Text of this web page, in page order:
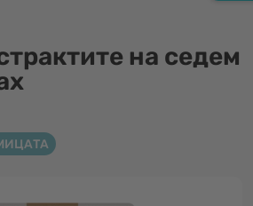
на седем